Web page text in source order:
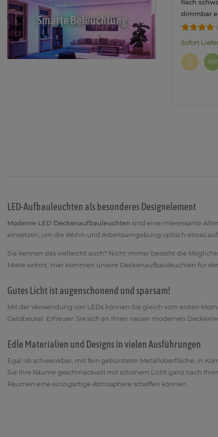
Smarte Beleuchtung
flach
dimmbar
Lichtfarbe
Sofort
6W
LED-Aufbauleuchten als besonderes Designelement
Moderne LED Deckenaufbauleuchten sind eine interessante
einsetzen, um die Wohn-und Arbeitsumgebung optisch etwas
Sie kennen das vielleicht auch? Nicht immer besteht die
Miete wohnt. Hier kommen unsere Deckenaufbauleuchten für
Gutes Licht ist augenschonend und sparsam!
Mit der Verwendung von LEDs können Sie gleich vom ersten
Geldbeutel. Erfreuen Sie sich an Ihren neuen modernen
Edle Materialien und Designs in vielen Ausführungen
Egal ob schwenkbar, mit fein gebürsteter Metalloberfläche, in
Sie Ihre Räume geschmackvoll mit schönem Licht ganz nach
Räumen eine einzigartige Atmosphäre schaffen können.